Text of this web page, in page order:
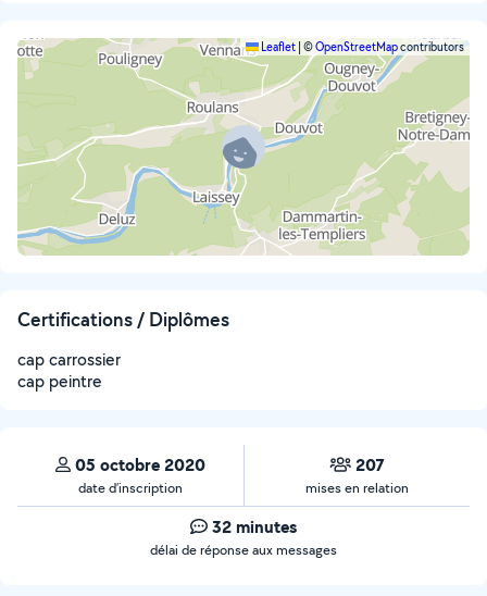
Leaflet ©OpenStreetMapcontributors
Certifications / Diplômes
cap carrossier
cap peintre
05 octobre 2020
date d’inscription
207
mises en relation
32 minutes
délai de réponse aux messages